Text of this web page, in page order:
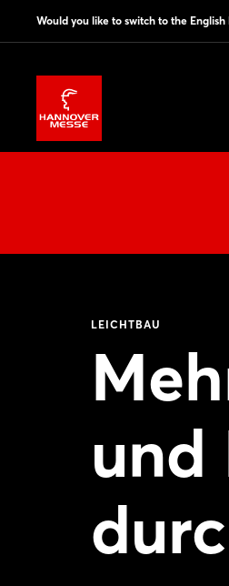
Would you like to switch to the
LEICHTBAU